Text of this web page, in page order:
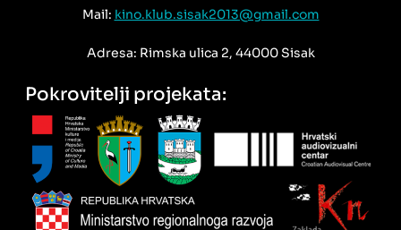
Mail: kino.klub.sisak2013@gmail.com
Adresa: Rimska ulica 2, 44000 Sisak
Pokrovitelji projekata: